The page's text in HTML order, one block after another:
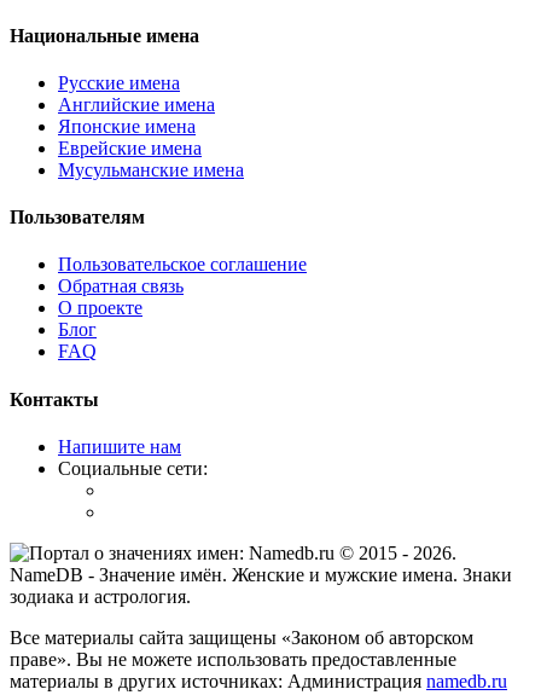
Национальные имена
Русские имена
Английские имена
Японские имена
Еврейские имена
Мусульманские имена
Пользователям
Пользовательское соглашение
Обратная связь
О проекте
Блог
FAQ
Контакты
Напишите нам
Социальные сети:
© 2015 - 2026.
NameDB - Значение имён. Женские и мужские имена. Знаки
зодиака и астрология.
Все материалы сайта защищены «Законом об авторском
праве». Вы не можете использовать предоставленные
материалы в других источниках: Администрация namedb.ru